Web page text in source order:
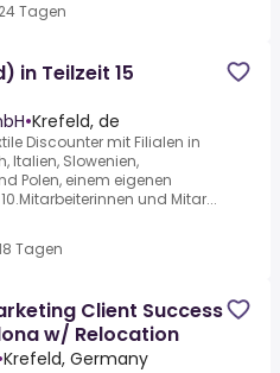
Tagen
in Teilzeit 15
•Krefeld, de
Discounter mit Filialen in
Italien, Slowenien,
Polen, einem eigenen
und Mitar...
Tagen
Client Success
w/ Relocation
Krefeld, Germany